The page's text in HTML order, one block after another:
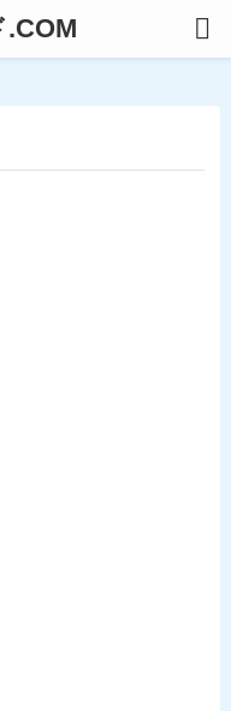
.COM